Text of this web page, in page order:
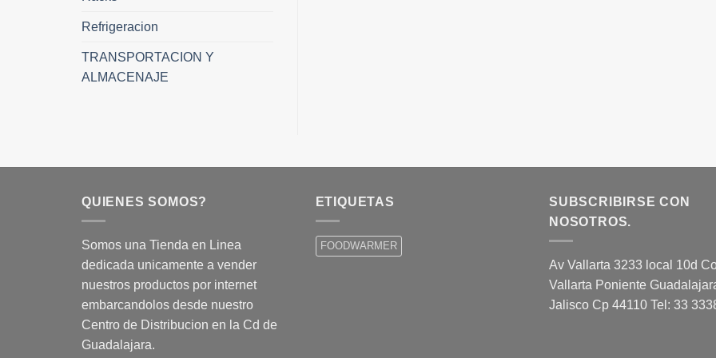
Refrigeracion
TRANSPORTACION Y
ALMACENAJE
QUIENES SOMOS?
Somos una Tienda en Linea
dedicada unicamente a vender
nuestros productos por internet
embarcandolos desde nuestro
Centro de Distribucion en la Cd de
Guadalajara.
ETIQUETAS
FOODWARMER
SUBSCRIBIRSE CON
NOSOTROS.
Av Vallarta 3233 local 10d
Vallarta Poniente
Jalisco Cp 44110 Tel: 33